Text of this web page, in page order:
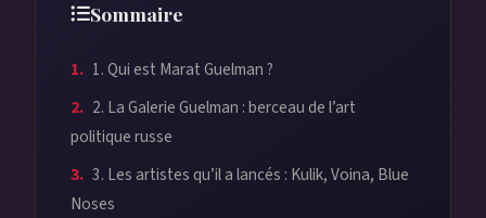
Sommaire
1. Qui est Marat Guelman ?
2. La Galerie Guelman : berceau de l’art
politique russe
3. Les artistes qu’il a lancés : Kulik, Voina, Blue
Noses